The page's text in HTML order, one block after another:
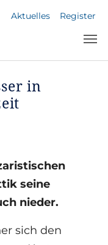
Aktuelles Register
in
seine
nieder.
sich den